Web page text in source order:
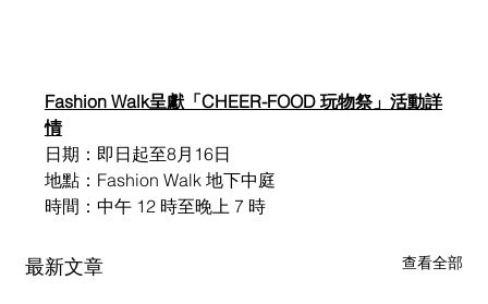
Fashion Walk呈獻「CHEER-FOOD 玩物祭」活動詳
情
日期：即日起至8月16日
地點：Fashion Walk 地下中庭
時間：中午 12 時至晚上 7 時
最新文章 查看全部